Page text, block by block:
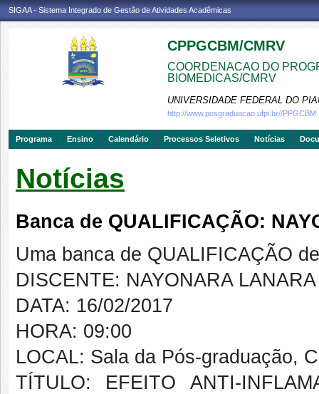
SIGAA - Sistema Integrado de Gestão de Atividades Acadêmicas
CPPGCBM/CMRV
COORDENACAO DO
BIOMEDICAS/CMRV
UNIVERSIDADE FEDERAL DO
http://www.posgraduacao.ufpi.br//PPGCBM
Programa Ensino Calendário Processos Seletivos Notícias
Notícias
Banca de QUALIFICAÇÃO:
Uma banca de QUALIFICAÇÃO
DISCENTE: NAYONARA
DATA: 16/02/2017
HORA: 09:00
LOCAL: Sala da Pós-graduação,
TÍTULO: EFEITO ANTI-